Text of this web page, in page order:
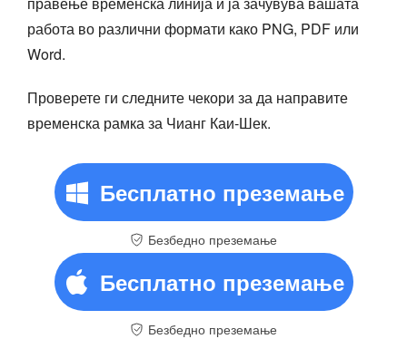
работа во различни формати како PNG, PDF или
Word.
Проверете ги следните чекори за да направите
временска рамка за Чианг Каи-Шек.
Бесплатно преземање
Безбедно преземање
Бесплатно преземање
Безбедно преземање